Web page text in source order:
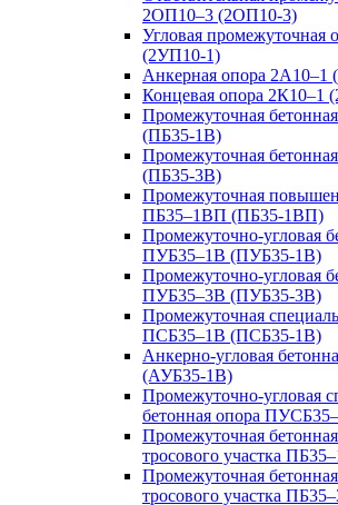
2ОП10–3 (2ОП10-3)
Угловая промежуточная
(2УП10-1)
Анкерная опора 2А10–1
Концевая опора 2К10–1
Промежуточная
(ПБ35-1В)
Промежуточная
(ПБ35-3В)
Промежуточная
ПБ35–1ВП (ПБ35-1ВП)
Промежуточно-угловая
ПУБ35–1В (ПУБ35-1В)
Промежуточно-угловая
ПУБ35–3В (ПУБ35-3В)
Промежуточная
ПСБ35–1В (ПСБ35-1В)
Анкерно-угловая
(АУБ35-1В)
Промежуточно-угловая
бетонная опора
Промежуточная
тросового участка
Промежуточная
тросового участка